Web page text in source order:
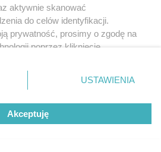
aktywnie skanować
do celów identyfikacji.
prywatność, prosimy o zgodę na
poprzez kliknięcie
przycisk ustawień prywatności
dolnym rogu strony
nie wymagają zgody
prawo sprzeciwić się takiemu
będą miały zastosowania tylko
USTAWIENIA
Akceptuję